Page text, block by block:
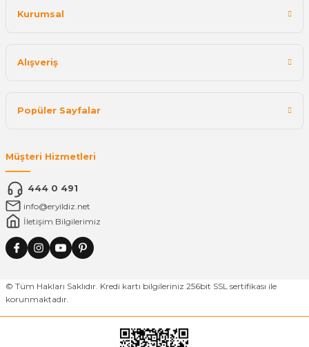
Kurumsal
Alışveriş
Popüler Sayfalar
Müşteri Hizmetleri
444 0 491
info@eryildiz.net
İletişim Bilgilerimiz
© Tüm Hakları Saklıdır. Kredi kartı bilgileriniz 256bit SSL sertifikası ile
korunmaktadır.